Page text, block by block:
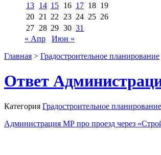
13 14 15 16 17 18 19
20 21 22 23 24 25 26
27 28 29 30 31
« Апр
Июн »
Главная > Градостроительное планирование
Ответ
Категория Градостроительное планирование
Администрация МР про проезд через